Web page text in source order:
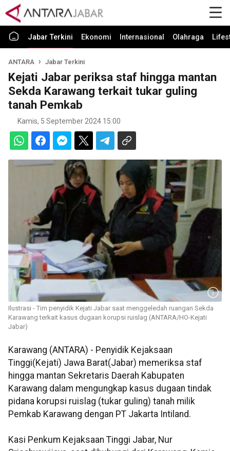
Jabar Terkini Ekonomi Internasional Olahraga
ANTARA Jabar Terkini
Kejati Jabar periksa staf hingga mantan
Sekda Karawang terkait tukar guling
tanah Pemkab
Kamis, 5 September 2024 15:00
Ilustrasi - Tim penyidik Kejati Jabar saat menggeledah ruangan Sekda
Karawang terkait kasus dugaan korupsi ruislag (ANTARA/HO-Kejati
Jabar)
Karawang (ANTARA) - Penyidik Kejaksaan
Tinggi(Kejati) Jawa Barat(Jabar) memeriksa staf
hingga mantan Sekretaris Daerah Kabupaten
Karawang dalam mengungkap kasus dugaan tindak
pidana korupsi ruislag (tukar guling) tanah milik
Pemkab Karawang dengan PT Jakarta Intiland.
Kasi Penkum Kejaksaan Tinggi Jabar, Nur